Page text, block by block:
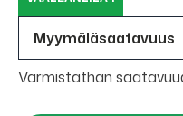
Myymäläsaatavuus
Varmistathan